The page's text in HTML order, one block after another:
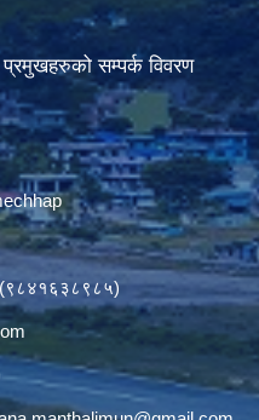
प्रमुखहरुको सम्पर्क विवरण
(९८४१६३८९८५)